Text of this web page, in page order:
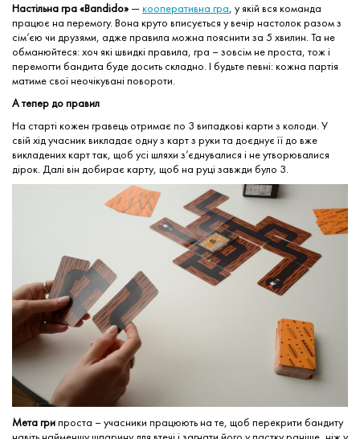
Настільна гра «Bandido» —кооперативна гра, у якій вся команда
працює на перемогу. Вона круто вписується у вечір настолок разом з
сім’єю чи друзями, адже правила можна пояснити за 5 хвилин. Та не
обманюйтеся: хоч які швидкі правила, гра – зовсім не проста, тож і
перемогти бандита буде досить складно. І будьте певні: кожна партія
матиме свої неочікувані повороти.
А тепер до правил
На старті кожен гравець отримає по 3 випадкові карти з колоди. У
свій хід учасник викладає одну з карт з руки та доєднує її до вже
викладених карт так, щоб усі шляхи з’єднувалися і не утворювалися
дірок. Далі він добирає карту, щоб на руці завжди було 3.
Мета грипроста – учасники працюють на те, щоб перекрити бандиту